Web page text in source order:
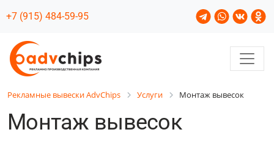
+7 (915) 484-59-95
Рекламные вывески AdvChips Услуги Монтаж вывесок
Монтаж вывесок